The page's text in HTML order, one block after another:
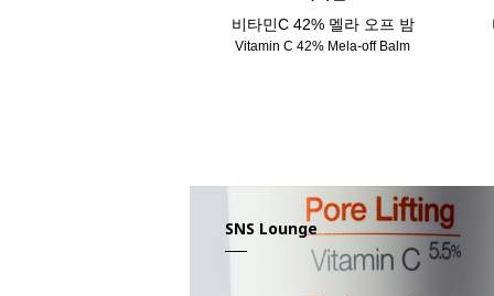
비타민C 42% 멜라 오프 밤
Vitamin C 42% Mela-off Balm
SNS Lounge